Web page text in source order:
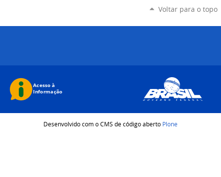
Voltar para o topo
Desenvolvido com o CMS de código aberto Plone